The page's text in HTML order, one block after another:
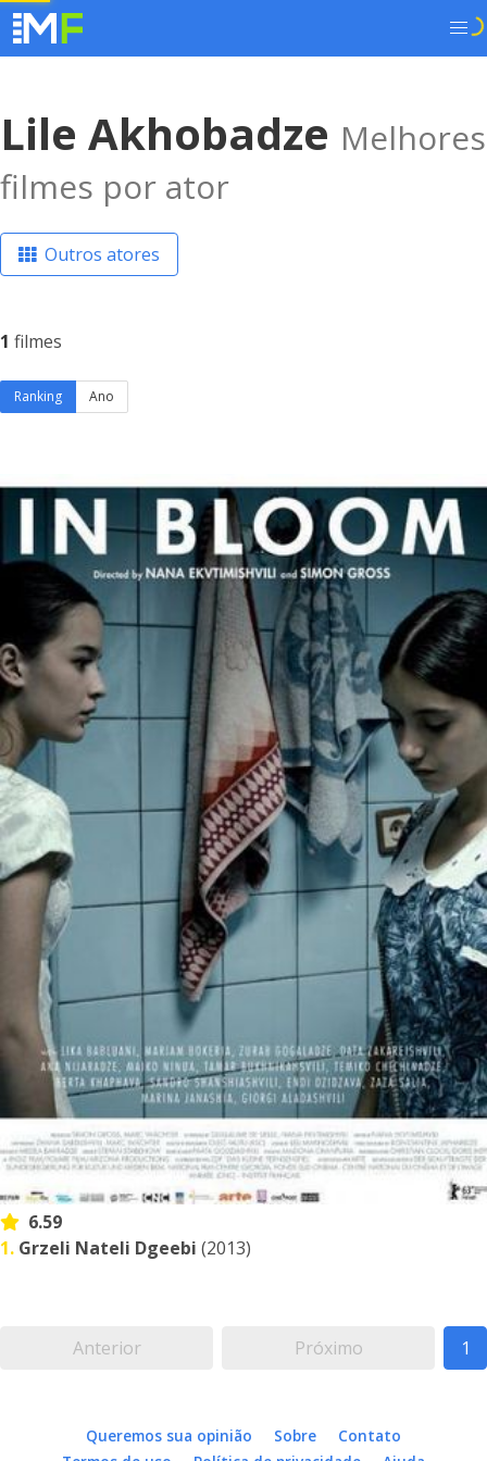
Lile Akhobadze Melhores
filmes por ator
Outros atores
1 filmes
Ranking Ano
6.59
1. Grzeli Nateli Dgeebi (2013)
Anterior Próximo 1
Queremos sua opinião Sobre
Contato